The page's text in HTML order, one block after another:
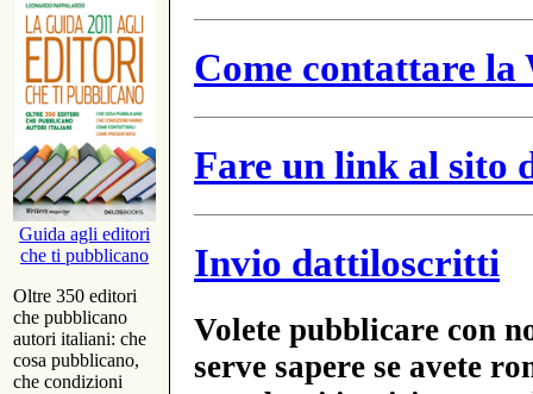
Guida agli editori
che ti pubblicano
Oltre 350 editori
che pubblicano
autori italiani: che
cosa pubblicano,
che condizioni
Come contattare
Fare un link al sito
Invio dattiloscritti
Volete pubblicare con
serve sapere se avete